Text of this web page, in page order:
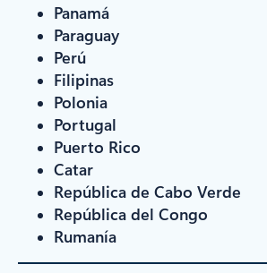
Panamá
Paraguay
Perú
Filipinas
Polonia
Portugal
Puerto Rico
Catar
República de Cabo Verde
República del Congo
Rumanía